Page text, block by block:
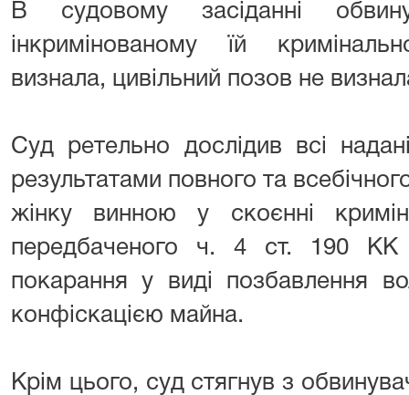
В судовому засіданні
інкримінованому їй
визнала, цивільний позов не
Суд ретельно дослідив всі
результатами повного та
жінку винною у скоєнні
передбаченого ч. 4 ст. 190 КК
покарання у виді позбавлення
конфіскацією майна.
Крім цього, суд стягнув з